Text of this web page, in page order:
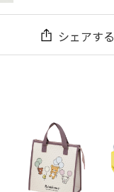
シェアする